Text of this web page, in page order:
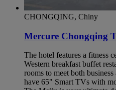
CHONGQING, Chiny
Mercure Chongqing
The hotel features a fitness
Western breakfast buffet
rooms to meet both
have 65" Smart TVs with